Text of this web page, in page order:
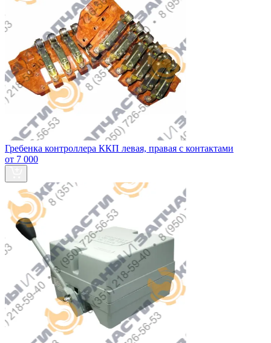
Гребенка контроллера ККП левая, правая с контактами
от 7 000